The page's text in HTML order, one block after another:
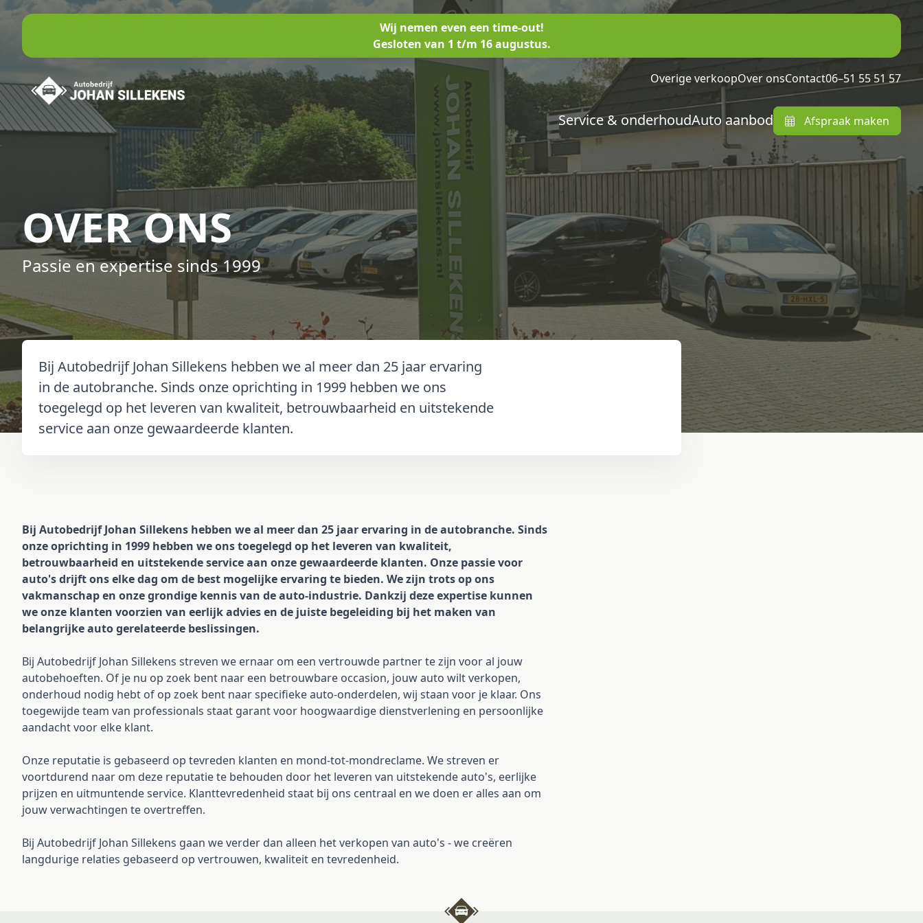
Wij nemen even een time-out!
Gesloten van 1 t/m 16 augustus.
Overige verkoopOver onsContact06–51 55 51 57
Service & onderhoudAuto aanbod Afspraak maken
OVER ONS
Passie en expertise sinds 1999
Bij Autobedrijf Johan Sillekens hebben we al meer dan 25 jaar ervaring
in de autobranche. Sinds onze oprichting in 1999 hebben we ons
toegelegd op het leveren van kwaliteit, betrouwbaarheid en uitstekende
service aan onze gewaardeerde klanten.
Bij Autobedrijf Johan Sillekens hebben we al meer dan 25 jaar ervaring in de autobranche. Sinds
onze oprichting in 1999 hebben we ons toegelegd op het leveren van kwaliteit,
betrouwbaarheid en uitstekende service aan onze gewaardeerde klanten. Onze passie voor
auto's drijft ons elke dag om de best mogelijke ervaring te bieden. We zijn trots op ons
vakmanschap en onze grondige kennis van de auto-industrie. Dankzij deze expertise kunnen
we onze klanten voorzien van eerlijk advies en de juiste begeleiding bij het maken van
belangrijke auto gerelateerde beslissingen.
Bij Autobedrijf Johan Sillekens streven we ernaar om een vertrouwde partner te zijn voor al jouw
autobehoeften. Of je nu op zoek bent naar een betrouwbare occasion, jouw auto wilt verkopen,
onderhoud nodig hebt of op zoek bent naar specifieke auto-onderdelen, wij staan voor je klaar. Ons
toegewijde team van professionals staat garant voor hoogwaardige dienstverlening en persoonlijke
aandacht voor elke klant.
Onze reputatie is gebaseerd op tevreden klanten en mond-tot-mondreclame. We streven er
voortdurend naar om deze reputatie te behouden door het leveren van uitstekende auto's, eerlijke
prijzen en uitmuntende service. Klanttevredenheid staat bij ons centraal en we doen er alles aan om
jouw verwachtingen te overtreffen.
Bij Autobedrijf Johan Sillekens gaan we verder dan alleen het verkopen van auto's - we creëren
langdurige relaties gebaseerd op vertrouwen, kwaliteit en tevredenheid.